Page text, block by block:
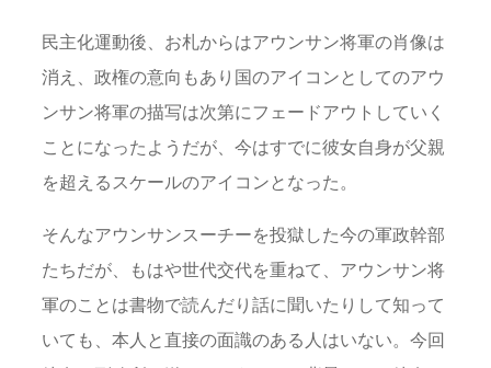
民主化運動後、お札からはアウンサン将軍の肖像は
消え、政権の意向もあり国のアイコンとしてのアウ
ンサン将軍の描写は次第にフェードアウトしていく
ことになったようだが、今はすでに彼女自身が父親
を超えるスケールのアイコンとなった。
そんなアウンサンスーチーを投獄した今の軍政幹部
たちだが、もはや世代交代を重ねて、アウンサン将
軍のことは書物で読んだり話に聞いたりして知って
いても、本人と直接の面識のある人はいない。今回